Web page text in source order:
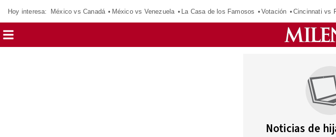
Hoy interesa: México vs Canadá México vs Venezuela La Casa de los Famosos Votación Cincinnati vs
Noticias de